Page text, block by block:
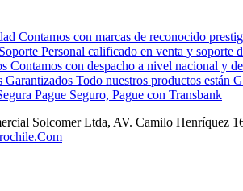
Contamos con marcas de reconocido
Personal calificado en venta y soporte
Contamos con despacho a nivel nacional y
Garantizados Todo nuestros productos están
Pague Seguro, Pague con Transbank
Solcomer Ltda, AV. Camilo Henríquez